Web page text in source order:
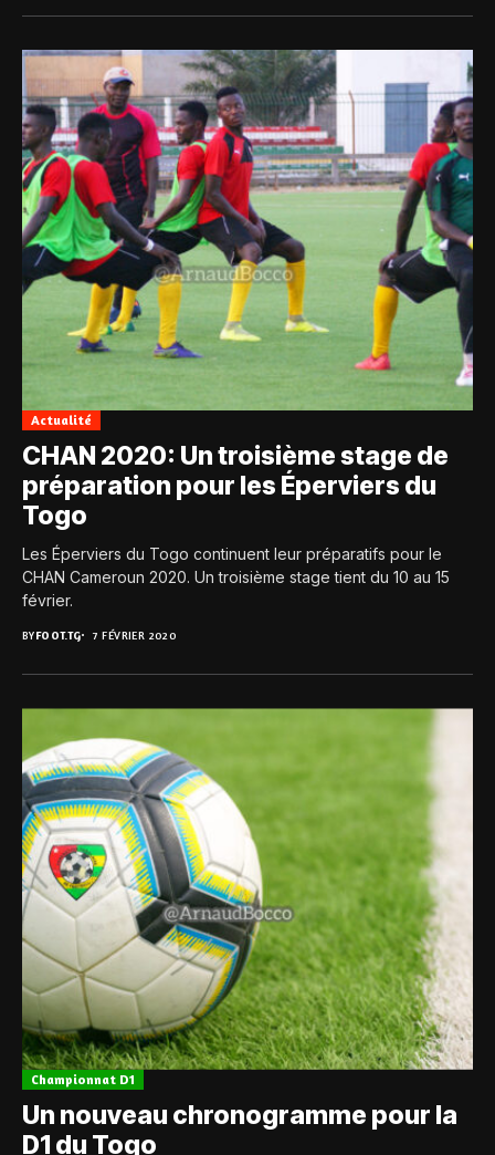
Actualité
CHAN 2020: Un troisième stage de
préparation pour les Éperviers du
Togo
Les Éperviers du Togo continuent leur préparatifs pour le
CHAN Cameroun 2020. Un troisième stage tient du 10 au 15
février.
BYFOOT.TG 7 FÉVRIER 2020
Championnat D1
Un nouveau chronogramme pour la
D1 du Togo